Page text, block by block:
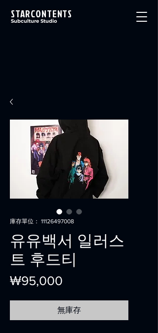
STARCONTENTS
Subculture Studio
庫存單位： 11126497008
유유백서 일러스
트 후드티
₩95,000
無庫存